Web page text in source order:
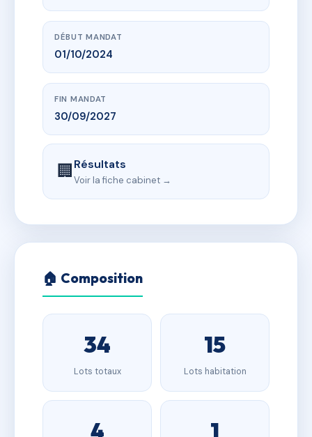
DÉBUT MANDAT
01/10/2024
FIN MANDAT
30/09/2027
🏢Résultats
Voir la fiche cabinet →
🏠 Composition
34
Lots totaux
15
Lots habitation
4 1